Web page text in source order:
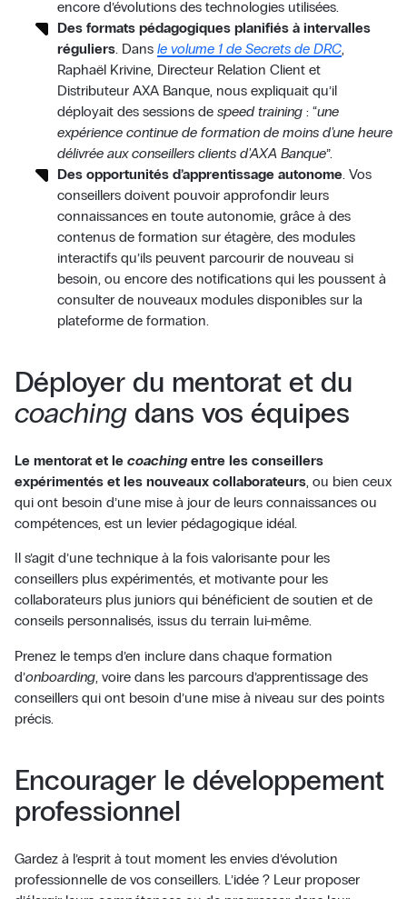
encore d’évolutions des technologies utilisées.
Des formats pédagogiques planifiés à intervalles
réguliers. Dans le volume 1 de Secrets de DRC,
Raphaël Krivine, Directeur Relation Client et
Distributeur AXA Banque, nous expliquait qu’il
déployait des sessions de speed training: “une
expérience continue de formation de moins d'une heure
délivrée aux conseillers clients d'AXA Banque”.
Des opportunités d’apprentissage autonome. Vos
conseillers doivent pouvoir approfondir leurs
connaissances en toute autonomie, grâce à des
contenus de formation sur étagère, des modules
interactifs qu’ils peuvent parcourir de nouveau si
besoin, ou encore des notifications qui les poussent à
consulter de nouveaux modules disponibles sur la
plateforme de formation.
Déployer du mentorat et du
coachingdans vos équipes
Le mentorat et lecoachingentre les conseillers
expérimentés et les nouveaux collaborateurs, ou bien ceux
qui ont besoin d’une mise à jour de leurs connaissances ou
compétences, est un levier pédagogique idéal.
Il s’agit d’une technique à la fois valorisante pour les
conseillers plus expérimentés, et motivante pour les
collaborateurs plus juniors qui bénéficient de soutien et de
conseils personnalisés, issus du terrain lui-même.
Prenez le temps d’en inclure dans chaque formation
d’onboarding, voire dans les parcours d’apprentissage des
conseillers qui ont besoin d’une mise à niveau sur des points
précis.
Encourager le développement
professionnel
Gardez à l’esprit à tout moment les envies d’évolution
professionnelle de vos conseillers. L’idée ? Leur proposer